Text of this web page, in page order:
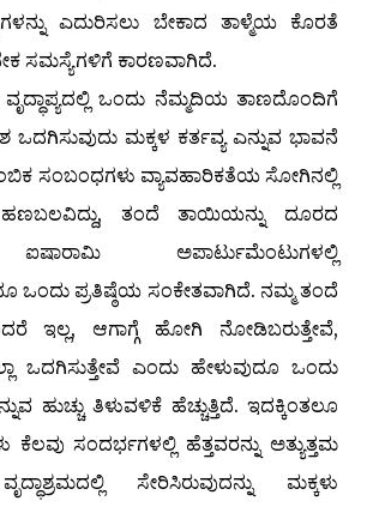
ಎದುರಿಸಲು ಬೇಕಾದ ತಾಳ್ಮೆಯ ಕೊರತೆ
ಸಮಸ್ಯೆಗಳಿಗೆ ಕಾರಣವಾಗಿದೆ.
ಒಂದು ನೆಮ್ಮದಿಯ ತಾಣದೊಂದಿಗೆ
ಒದಗಿಸುವುದು ಮಕ್ಕಳ ಕರ್ತವ್ಯ ಎನ್ನುವ ಭಾವನೆ
ಸಂಬಂಧಗಳು ವ್ಯಾವಹಾರಿಕತೆಯ ಸೋಗಿನಲ್ಲಿ
ಹಣಬಲವಿದ್ದು, ತಂದೆ ತಾಯಿಯನ್ನು ದೂರದ
ಅಪಾರ್ಟುಮೆಂಟುಗಳಲ್ಲಿ
ಒಂದು ಪ್ರತಿಷ್ಠೆಯ ಸಂಕೇತವಾಗಿದೆ. ನಮ್ಮ ತಂದೆ
ಇಲ್ಲ, ಆಗಾಗ್ಗೆ ಹೋಗಿ ನೋಡಿಬರುತ್ತೇವೆ,
ಒದಗಿಸುತ್ತೇವೆ ಎಂದು ಹೇಳುವುದೂ ಒಂದು
ಹುಚ್ಚು ತಿಳುವಳಿಕೆ ಹೆಚ್ಚುತ್ತಿದೆ. ಇದಕ್ಕಿಂತಲೂ
ಕೆಲವು ಸಂದರ್ಭಗಳಲ್ಲಿ ಹೆತ್ತವರನ್ನು ಅತ್ಯುತ್ತಮ
ಸೇರಿಸಿರುವುದನ್ನು ಮಕ್ಕಳು